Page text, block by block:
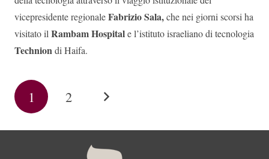
vicepresidente regionaleFabrizio Sala,che nei giorni scorsi ha
visitato ilRambam Hospitale l’istituto israeliano di tecnologia
Techniondi Haifa.
1 2